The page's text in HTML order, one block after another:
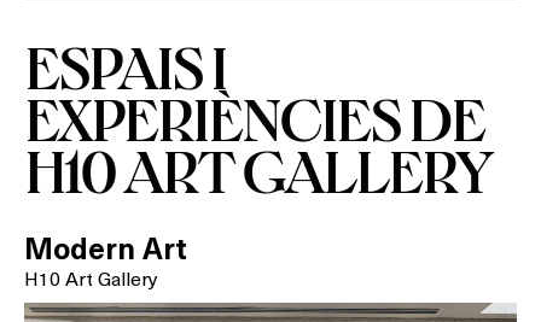
RESTAURANTS
SALES
Activitats
On?
ESPAIS I
EXPERIÈNCIES DE
H10 ART GALLERY
Modern Art
H10 Art Gallery